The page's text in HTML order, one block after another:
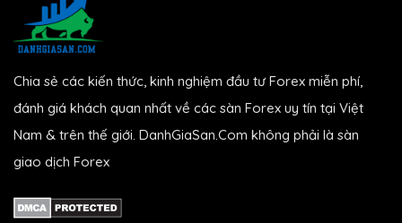
Chia sẻ các kiến thức, kinh nghiệm đầu tư Forex miễn phí,
đánh giá khách quan nhất về các sàn Forex uy tín tại Việt
Nam & trên thế giới. DanhGiaSan.Com không phải là sàn
giao dịch Forex